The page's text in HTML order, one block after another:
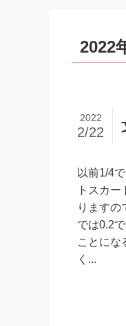
2022
2022
2/22
以前1/4
トスカ
りますの
では0.2
ことにな
く...